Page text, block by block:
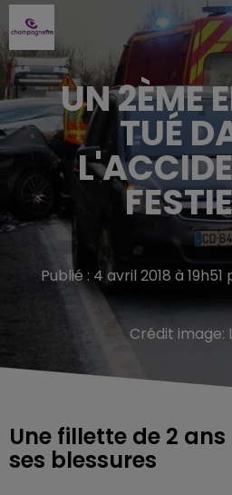
UN 2ÈME
TUÉ
Publié : 4 avril 2018 à
Crédit image:
Une fillette de 2
ses blessures